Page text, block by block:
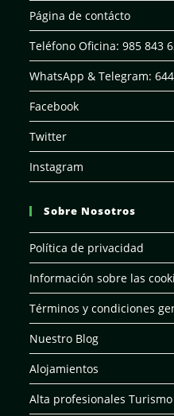
Página de contácto
Teléfono Oficina: 985 843
WhatsApp & Telegram:
Facebook
Twitter
Instagram
Sobre Nosotros
Política de privacidad
Información sobre las
Términos y condiciones
Nuestro Blog
Alojamientos
Alta profesionales Turismo